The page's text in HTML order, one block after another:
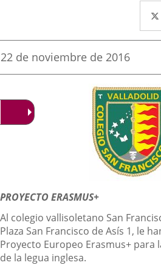
Fecha
la
22 de noviembre de 2016
Descripción
PROYECTO ERASMUS+
Al colegio vallisoletano San
Plaza San Francisco de Asís 1, le
Proyecto Europeo Erasmus+ para
de la legua inglesa.